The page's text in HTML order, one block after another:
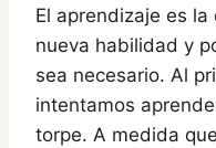
El aprendizaje es
nueva habilidad y
sea necesario. Al
intentamos
torpe. A medida